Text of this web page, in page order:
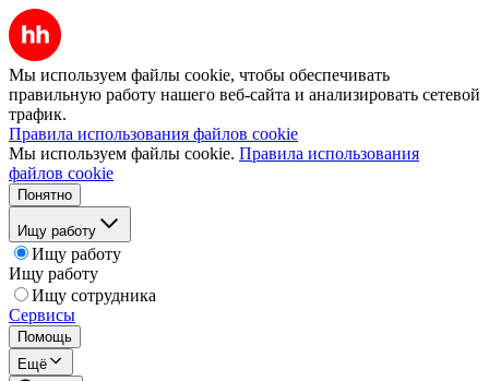
Мы используем файлы cookie, чтобы обеспечивать
правильную работу нашего веб-сайта и анализировать сетевой
трафик.
Правила использования файлов cookie
Мы используем файлы cookie. Правила использования
файлов cookie
Понятно
Ищу работу
Ищу работу
Ищу работу
Ищу сотрудника
Сервисы
Помощь
Ещё